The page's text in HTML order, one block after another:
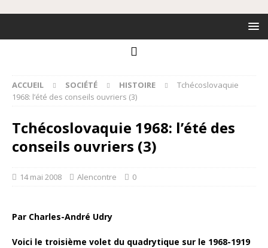
ACCUEIL SOCIÉTÉ HISTOIRE
Tchécoslovaquie
1968: l’été des conseils ouvriers (3)
Tchécoslovaquie 1968: l’été des
conseils ouvriers (3)
14 mai 2008 Alencontre 0
Par Charles-André Udry
Voici le troisième volet du quadrytique sur le 1968-1919